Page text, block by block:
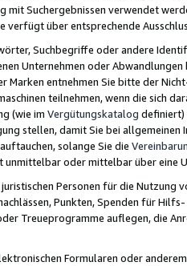
mit Suchergebnissen verwendet
verfügt über entsprechende
Suchbegriffe oder andere
Unternehmen oder
Marken entnehmen Sie bitte der
teilnehmen, wenn die sich
(wie im Vergütungskatalog definiert)
stellen, damit Sie bei
solange Sie die
unmittelbar oder mittelbar über eine
Personen für die Nutzung
Punkten, Spenden für
Treueprogramme auflegen, die
Formularen oder